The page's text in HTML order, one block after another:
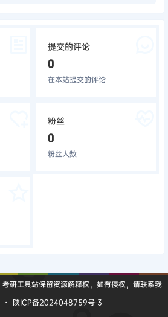
提交的评论
0
在本站提交的评论
粉丝
0
粉丝人数
考研工具站保留资源解释权，如有侵权，请联系我
・
陕ICP备2024048759号-3